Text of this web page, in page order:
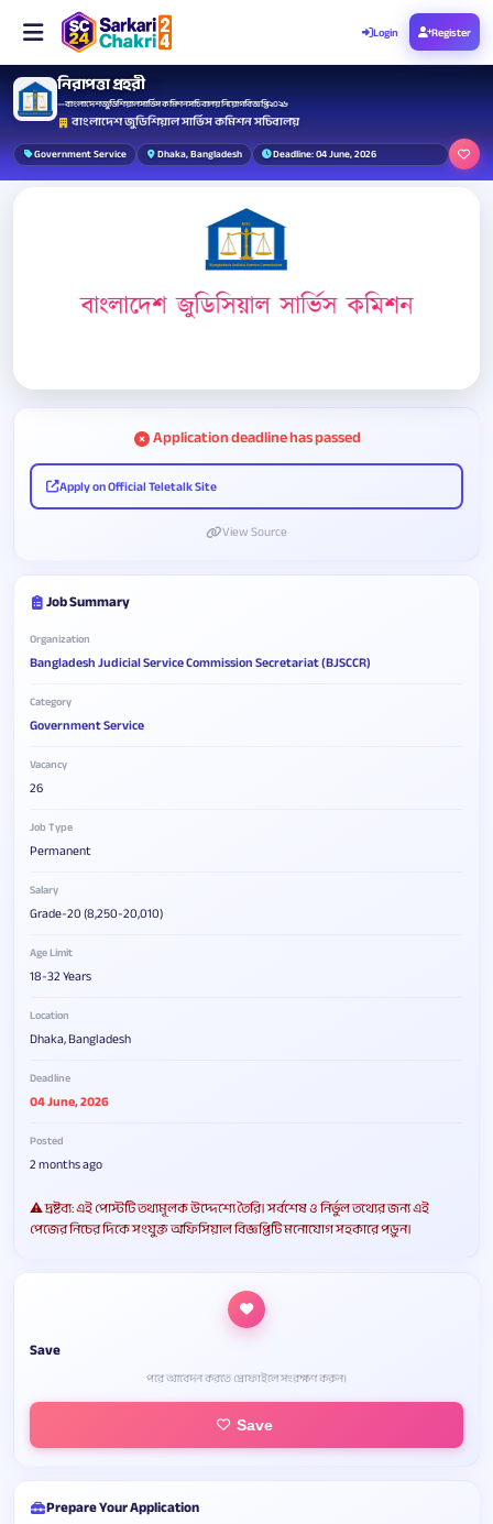
Login Register
নিরাপত্তা প্রহরী
— বাংলাদেশ জুডিশিয়াল সার্ভিস কমিশন সচিবালয় নিয়োগ বিজ্ঞপ্তি ২০২৬
বাংলাদেশ জুডিশিয়াল সার্ভিস কমিশন সচিবালয়
Government Service Dhaka, Bangladesh Deadline: 04 June, 2026
Application deadline has passed
Apply on Official Teletalk Site
View Source
Job Summary
Organization
Bangladesh Judicial Service Commission Secretariat (BJSCCR)
Category
Government Service
Vacancy
26
Job Type
Permanent
Salary
Grade-20 (8,250-20,010)
Age Limit
18-32 Years
Location
Dhaka, Bangladesh
Deadline
04 June, 2026
Posted
2 months ago
⚠️ দ্রষ্টব্য: এই পোস্টটি তথ্যমূলক উদ্দেশ্যে তৈরি। সর্বশেষ ও নির্ভুল তথ্যের জন্য এই
পেজের নিচের দিকে সংযুক্ত অফিসিয়াল বিজ্ঞপ্তিটি মনোযোগ সহকারে পড়ুন।
Save
পরে আবেদন করতে প্রোফাইলে সংরক্ষণ করুন।
Save
Prepare Your Application